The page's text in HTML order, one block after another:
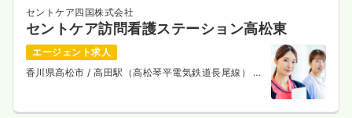
介護・福祉系正・准看護師 介護老人保健施設
一時募集休止
給与 16.2〜25.0万円/月 賞与2回
セントケア四国株式会社
セントケア訪問看護ステーション高松東
エージェント求人
香川県高松市/ 高田駅（高松琴平電気鉄道長尾線） 徒